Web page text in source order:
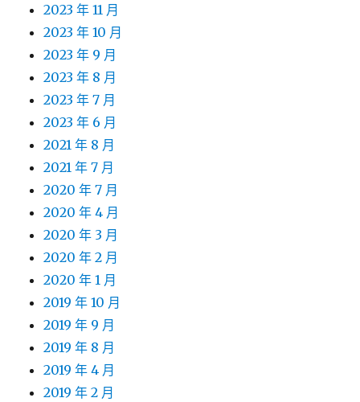
2023 年 11 月
2023 年 10 月
2023 年 9 月
2023 年 8 月
2023 年 7 月
2023 年 6 月
2021 年 8 月
2021 年 7 月
2020 年 7 月
2020 年 4 月
2020 年 3 月
2020 年 2 月
2020 年 1 月
2019 年 10 月
2019 年 9 月
2019 年 8 月
2019 年 4 月
2019 年 2 月